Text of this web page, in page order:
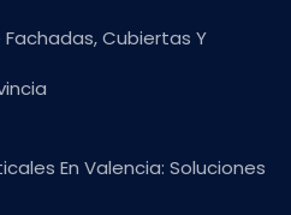
Cubiertas Y
En Valencia: Soluciones